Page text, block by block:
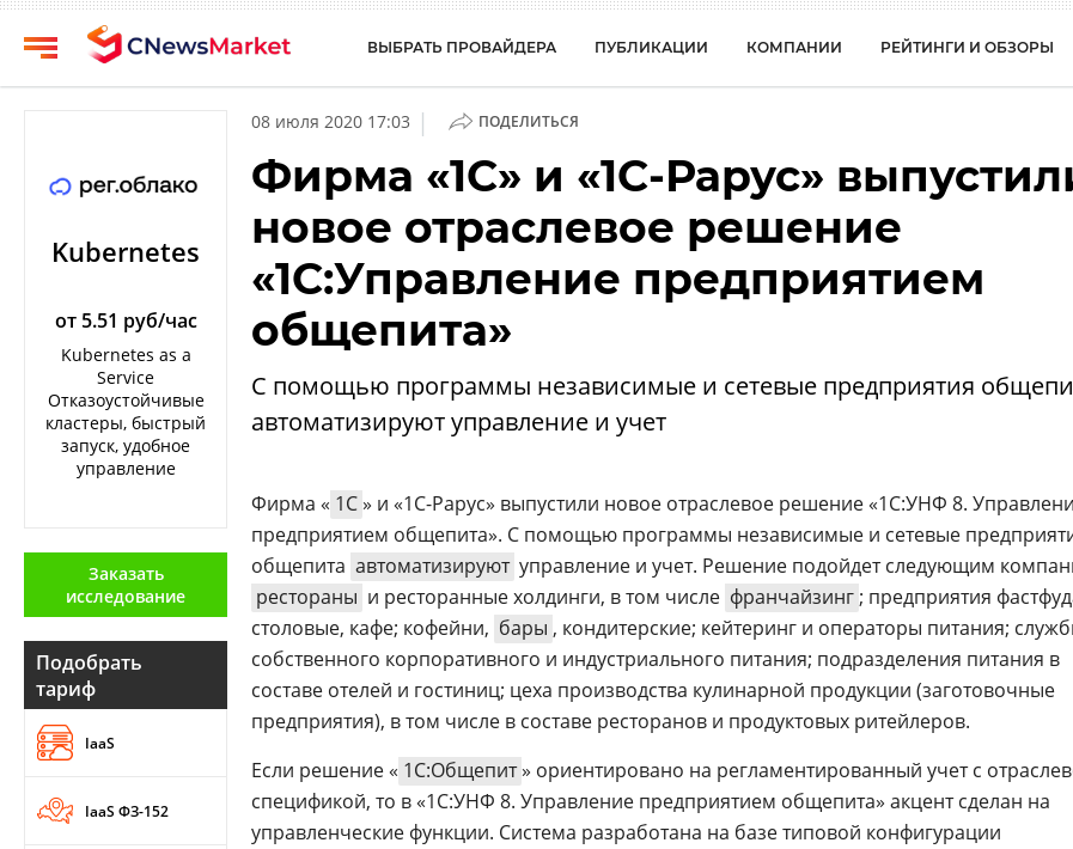
Публикации
обзоры
Личный
кабинет
проекте
Аналитика
Конференции
Техника
издании
Telegram
Конференции
Техника
ВЫБРАТЬ ПРОВАЙДЕРА ПУБЛИКАЦИИ КОМПАНИИ РЕЙТИНГИ И ОБЗОРЫ
Kubernetes
от 5.51 руб/час
Kubernetes as a
Service
Отказоустойчивые
кластеры, быстрый
запуск, удобное
управление
Заказать
исследование
Подобрать
тариф
IaaS
IaaS ФЗ-152
08 июля 2020 17:03 | ПОДЕЛИТЬСЯ
Фирма «1С» и «1С-Рарус»
новое отраслевое решение
«1С:Управление предприятием
общепита»
С помощью программы независимые и сетевые предприятия
автоматизируют управление и учет
Фирма « 1С» и «1С-Рарус» выпустили новое отраслевое решение «1С:УНФ 8.
предприятием общепита». С помощью программы независимые и сетевые
общепита автоматизируют управление и учет. Решение подойдет следующим
рестораны и ресторанные холдинги, в том числе франчайзинг ; предприятия
столовые, кафе; кофейни, бары , кондитерские; кейтеринг и операторы питания;
собственного корпоративного и индустриального питания; подразделения питания в
составе отелей и гостиниц; цеха производства кулинарной продукции (заготовочные
предприятия), в том числе в составе ресторанов и продуктовых ритейлеров.
Если решение « 1С:Общепит» ориентировано на регламентированный учет с
спецификой, то в «1С:УНФ 8. Управление предприятием общепита» акцент сделан на
управленческие функции. Система разработана на базе типовой конфигурации